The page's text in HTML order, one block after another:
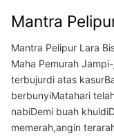
Mantra
Mantra Pelipur Lara
Maha Pemurah
terbujurdi atas
berbunyiMatahari
nabiDemi buah
memerah,angin